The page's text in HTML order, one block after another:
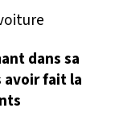
dans sa
fait la